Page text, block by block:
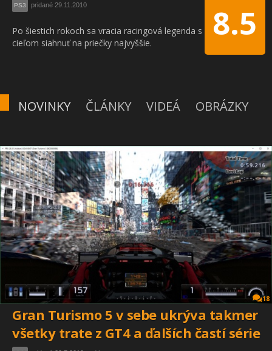
8.5
PS3 pridané 29.11.2010
Po šiestich rokoch sa vracia racingová legenda s
cieľom siahnuť na priečky najvyššie.
NOVINKY ČLÁNKY VIDEÁ OBRÁZKY
18
Gran Turismo 5 v sebe ukrýva takmer
všetky trate z GT4 a ďalších častí série